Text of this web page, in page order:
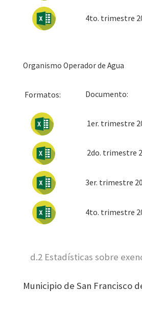
4to. trimestre
Organismo Operador de Agua
Formatos:
1er. trimestre
2do. trimestre
3er. trimestre
4to. trimestre
d.2 Estadísticas sobre
Municipio de San Francisco